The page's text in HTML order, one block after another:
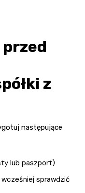
z
następujące
lub paszport)
wcześniej sprawdzić